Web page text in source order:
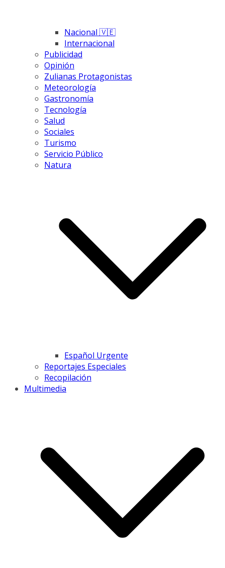
Nacional 🇻🇪
Internacional
Publicidad
Opinión
Zulianas Protagonistas
Meteorología
Gastronomía
Tecnología
Salud
Sociales
Turismo
Servicio Público
Natura
Español Urgente
Reportajes Especiales
Recopilación
Multimedia